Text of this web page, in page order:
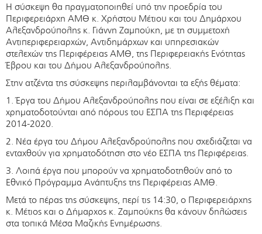
Η σύσκεψη θα πραγματοποιηθεί υπό την προεδρία του
Περιφερειάρχη ΑΜΘ κ. Χρήστου Μέτιου και του Δημάρχου
Αλεξανδρούπολης κ. Γιάννη Ζαμπούκη, με τη συμμετοχή
Αντιπεριφερειαρχών, Αντιδημάρχων και υπηρεσιακών
στελεχών της Περιφέρειας ΑΜΘ, της Περιφερειακής Ενότητας
Έβρου και του Δήμου Αλεξανδρούπολης.
Στην ατζέντα της σύσκεψης περιλαμβάνονται τα εξής θέματα:
1. Έργα του Δήμου Αλεξανδρούπολης που είναι σε εξέλιξη και
χρηματοδοτούνται από πόρους του ΕΣΠΑ της Περιφέρειας
2014-2020.
2. Νέα έργα του Δήμου Αλεξανδρούπολης που σχεδιάζεται να
ενταχθούν για χρηματοδότηση στο νέο ΕΣΠΑ της Περιφέρειας.
3. Λοιπά έργα που μπορούν να χρηματοδοτηθούν από το
Εθνικό Πρόγραμμα Ανάπτυξης της Περιφέρειας ΑΜΘ.
Μετά το πέρας της σύσκεψης, περί τις 14:30, ο Περιφερειάρχης
κ. Μέτιος και ο Δήμαρχος κ. Ζαμπούκης θα κάνουν δηλώσεις
στα τοπικά Μέσα Μαζικής Ενημέρωσης.